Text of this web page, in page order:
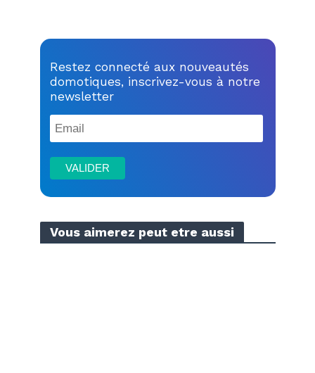
Restez connecté aux nouveautés
domotiques, inscrivez-vous à notre
newsletter
Vous aimerez peut etre aussi